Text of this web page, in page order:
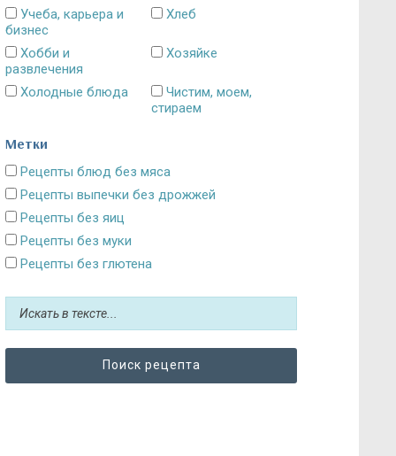
Учеба, карьера и
бизнес
Хлеб
Хобби и
развлечения
Хозяйке
Холодные блюда
Чистим, моем,
стираем
Метки
Блюда без картошки
Рецепты без выпечки
Рецепты без глютена
Рецепты без грибов
Рецепты без муки
Рецепты без яиц
Рецепты блюд без мяса
Рецепты выпечки без дрожжей